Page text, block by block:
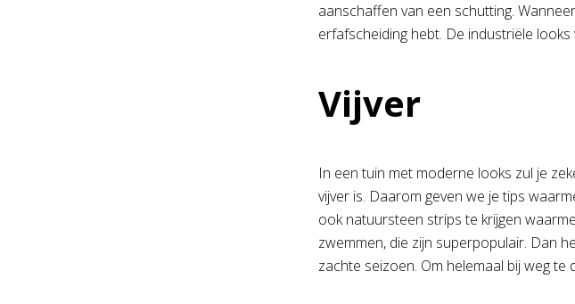
aanschaffen van een schutting.
erfafscheiding hebt. De industriële
Vijver
In een tuin met moderne looks zul je
vijver is. Daarom geven we je tips
ook natuursteen strips te krijgen
zwemmen, die zijn superpopulair. Dan
zachte seizoen. Om helemaal bij weg te